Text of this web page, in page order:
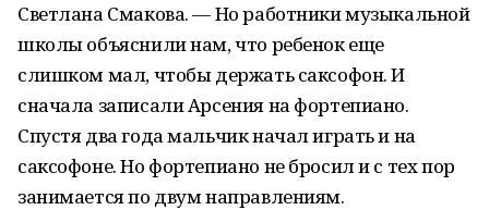
Светлана Смакова. — Но работники музыкальной
школы объяснили нам, что ребенок еще
слишком мал, чтобы держать саксофон. И
сначала записали Арсения на фортепиано.
Спустя два года мальчик начал играть и на
саксофоне. Но фортепиано не бросил и с тех пор
занимается по двум направлениям.